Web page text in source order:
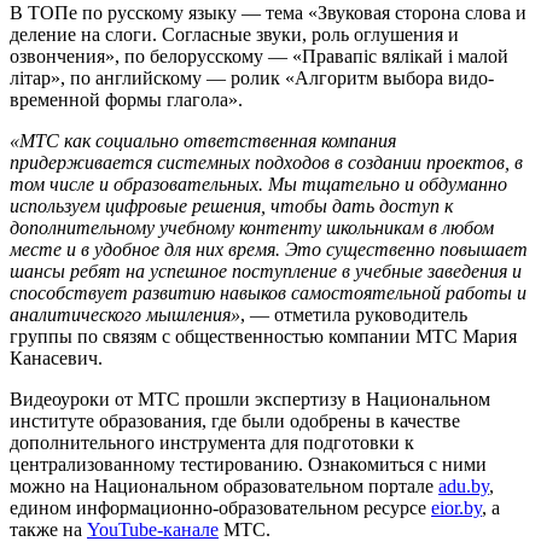
В ТОПе по русскому языку — тема «Звуковая сторона слова и
деление на слоги. Согласные звуки, роль оглушения и
озвончения», по белорусскому — «Правапіс вялікай і малой
літар», по английскому — ролик «Алгоритм выбора видо-
временной формы глагола».
«МТС как социально ответственная компания
придерживается системных подходов в создании проектов, в
том числе и образовательных. Мы тщательно и обдуманно
используем цифровые решения, чтобы дать доступ к
дополнительному учебному контенту школьникам в любом
месте и в удобное для них время. Это существенно повышает
шансы ребят на успешное поступление в учебные заведения и
способствует развитию навыков самостоятельной работы и
аналитического мышления», — отметила руководитель
группы по связям с общественностью компании МТС Мария
Канасевич.
Видеоуроки от МТС прошли экспертизу в Национальном
институте образования, где были одобрены в качестве
дополнительного инструмента для подготовки к
централизованному тестированию. Ознакомиться с ними
можно на Национальном образовательном портале adu.by,
едином информационно-образовательном ресурсе eior.by, а
также на YouTube-канале МТС.